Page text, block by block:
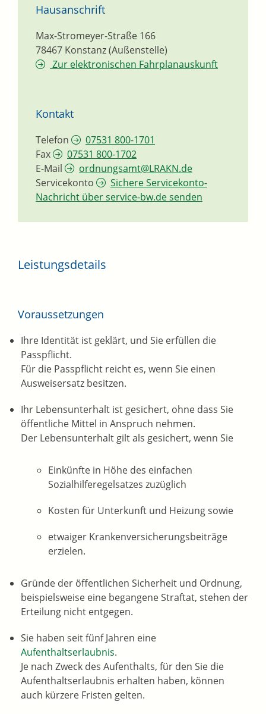
Hausanschrift
Max-Stromeyer-Straße 166
78467 Konstanz (Außenstelle)
Zur elektronischen Fahrplanauskunft
Kontakt
Telefon
07531 800-1701
Fax
07531 800-1702
E-Mail
ordnungsamt@LRAKN.de
Servicekonto
Sichere Servicekonto-
Nachricht über service-bw.de senden
Leistungsdetails
Voraussetzungen
Ihre Identität ist geklärt, und Sie erfüllen die
Passpflicht.
Für die Passpflicht reicht es, wenn Sie einen
Ausweisersatz besitzen.
Ihr Lebensunterhalt ist gesichert, ohne dass Sie
öffentliche Mittel in Anspruch nehmen.
Der Lebensunterhalt gilt als gesichert, wenn Sie
Einkünfte in Höhe des einfachen
Sozialhilferegelsatzes zuzüglich
Kosten für Unterkunft und Heizung sowie
etwaiger Krankenversicherungsbeiträge
erzielen.
Gründe der öffentlichen Sicherheit und Ordnung,
beispielsweise eine begangene Straftat, stehen der
Erteilung nicht entgegen.
Sie haben seit fünf Jahren eine
Aufenthaltserlaubnis.
Je nach Zweck des Aufenthalts, für den Sie die
Aufenthaltserlaubnis erhalten haben, können
auch kürzere Fristen gelten.